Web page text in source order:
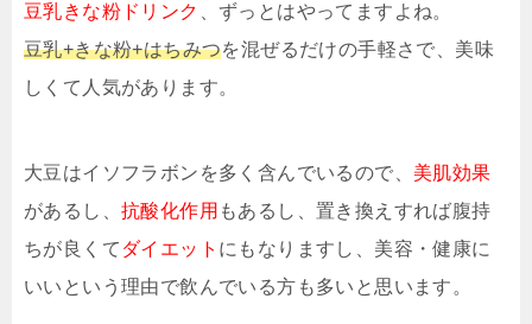
豆乳きな粉ドリンク
、ずっとはやってますよね。
豆乳+きな粉+はちみつを混ぜるだけの手軽さで、美味
しくて人気があります。
大豆はイソフラボンを多く含んでいるので、 美肌効果
があるし、 抗酸化作用 もあるし、置き換えすれば腹持
ちが良くて ダイエット にもなりますし、美容・健康に
いいという理由で飲んでいる方も多いと思います。